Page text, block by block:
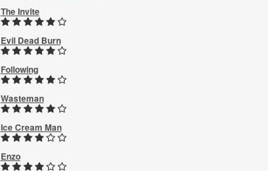
The Invite
Evil Dead Burn
Following
Wasteman
Ice Cream Man
Enzo